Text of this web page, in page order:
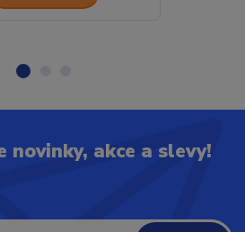
novinky, akce a slevy!